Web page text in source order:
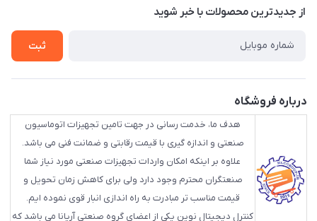
تماس با ما
از جدید‌ترین محصولات با‌ خبر شوید
ثبت
درباره فروشگاه
هدف ما، خدمت رسانی در جهت تامین تجهیزات اتوماسیون
صنعتی و اندازه گیری با قیمت رقابتی و ضمانت فنی می باشد.
علاوه بر اینکه امکان واردات تجهیزات صنعتی مورد نیاز شما
صنعتگران محترم وجود دارد ولی برای کاهش زمان تحویل و
قیمت مناسب تر مبادرت به راه اندازی انبار قوی نموده ایم.
کنترل دیجیتال نوین یکی از اعضای گروه صنعتی آریانا می باشد که